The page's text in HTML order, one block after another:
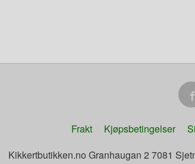
Frakt Kjøpsbetingelser
Kikkertbutikken.no Granhaugan 2 7081